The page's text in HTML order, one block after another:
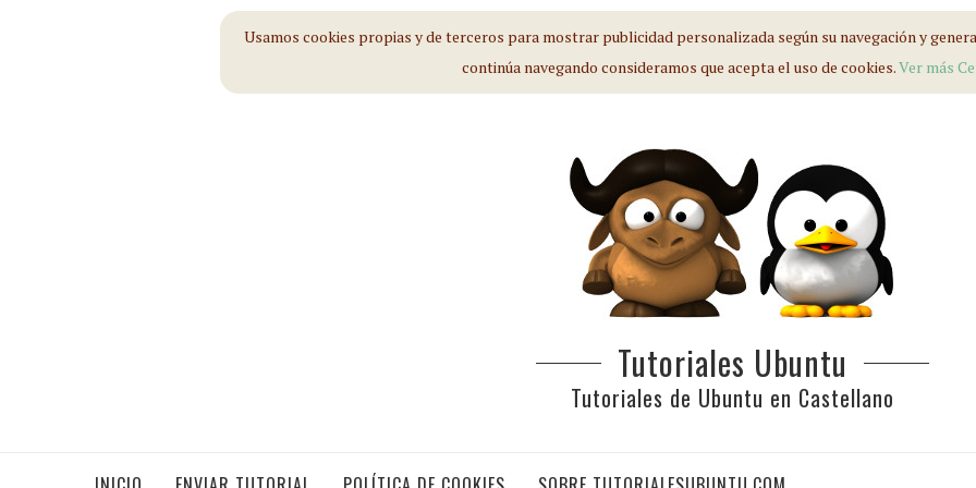
Usamos cookies propias y de terceros para mostrar publicidad personalizada según su navegación y
continúa navegando consideramos que acepta el uso de cookies.Ver más
Tutoriales Ubuntu
Tutoriales de Ubuntu en Castellano